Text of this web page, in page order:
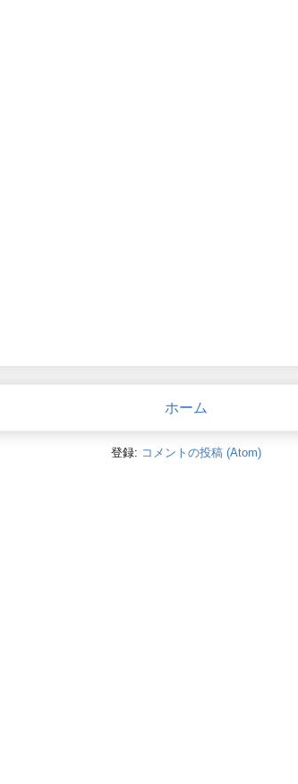
ホーム
登録: コメントの投稿 (Atom)